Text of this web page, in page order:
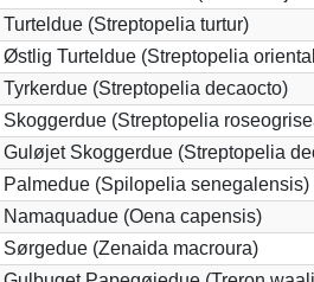
Turteldue (Streptopelia turtur)
Østlig Turteldue (Streptopelia
Tyrkerdue (Streptopelia decaocto)
Skoggerdue (Streptopelia
Guløjet Skoggerdue (Streptopelia
Palmedue (Spilopelia senegalensis)
Namaquadue (Oena capensis)
Sørgedue (Zenaida macroura)